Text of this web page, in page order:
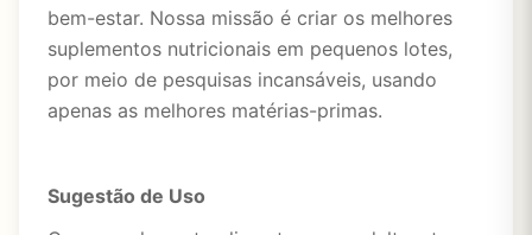
bem-estar. Nossa missão é criar os melhores
suplementos nutricionais em pequenos lotes,
por meio de pesquisas incansáveis, usando
apenas as melhores matérias-primas.
Sugestão de Uso